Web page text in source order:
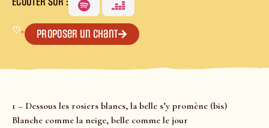
♡+ Proposer un chant
1 – Dessous les rosiers blancs, la belle s’y promène (bis)
Blanche comme la neige, belle comme le jour